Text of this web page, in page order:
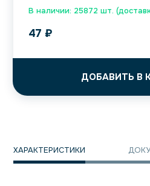
В наличии: 25872 шт.
47 ₽
ДОБАВИТЬ В
ХАРАКТЕРИСТИКИ